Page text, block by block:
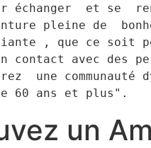
et se
pleine de
, que ce soit
avec des
une
60 ans et plus".
un